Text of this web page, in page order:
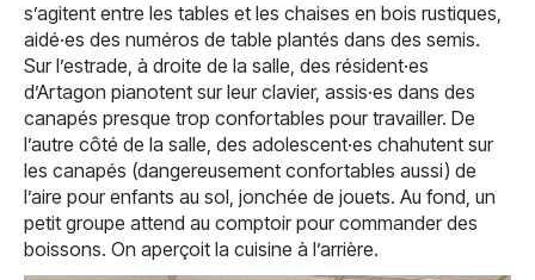
s’agitent entre les tables et les chaises en bois rustiques,
aidé·es des numéros de table plantés dans des semis.
Sur l’estrade, à droite de la salle, des résident·es
d’Artagon pianotent sur leur clavier, assis·es dans des
canapés presque trop confortables pour travailler. De
l’autre côté de la salle, des adolescent·es chahutent sur
les canapés (dangereusement confortables aussi) de
l’aire pour enfants au sol, jonchée de jouets. Au fond, un
petit groupe attend au comptoir pour commander des
boissons. On aperçoit la cuisine à l’arrière.